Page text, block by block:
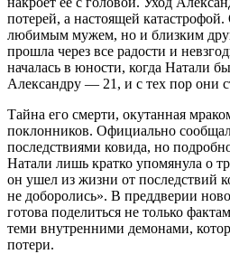
потерей, а настоящей
любимым мужем, но и близким
прошла через все радости и
началась в юности, когда Натали
Александру — 21, и с тех пор они
Тайна его смерти, окутанная
поклонников. Официально
последствиями ковида, но
Натали лишь кратко упомянула о
он ушел из жизни от последствий
не доборолись». В преддверии
готова поделиться не только
теми внутренними демонами,
потери.